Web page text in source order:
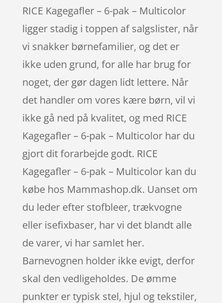
RICE Kagegafler – 6-pak – Multicolor
ligger stadig i toppen af salgslister, når
vi snakker børnefamilier, og det er
ikke uden grund, for alle har brug for
noget, der gør dagen lidt lettere. Når
det handler om vores kære børn, vil vi
ikke gå ned på kvalitet, og med RICE
Kagegafler – 6-pak – Multicolor har du
gjort dit forarbejde godt. RICE
Kagegafler – 6-pak – Multicolor kan du
købe hos Mammashop.dk. Uanset om
du leder efter stofbleer, trækvogne
eller isefixbaser, har vi det blandt alle
de varer, vi har samlet her.
Barnevognen holder ikke evigt, derfor
skal den vedligeholdes. De ømme
punkter er typisk stel, hjul og tekstiler,